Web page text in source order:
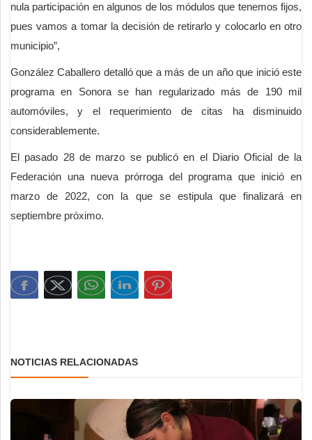
nula participación en algunos de los módulos que tenemos fijos,
pues vamos a tomar la decisión de retirarlo y colocarlo en otro
municipio”,
González Caballero detalló que a más de un año que inició este
programa en Sonora se han regularizado más de 190 mil
automóviles, y el requerimiento de citas ha disminuido
considerablemente.
El pasado 28 de marzo se publicó en el Diario Oficial de la
Federación una nueva prórroga del programa que inició en
marzo de 2022, con la que se estipula que finalizará en
septiembre próximo.
NOTICIAS RELACIONADAS